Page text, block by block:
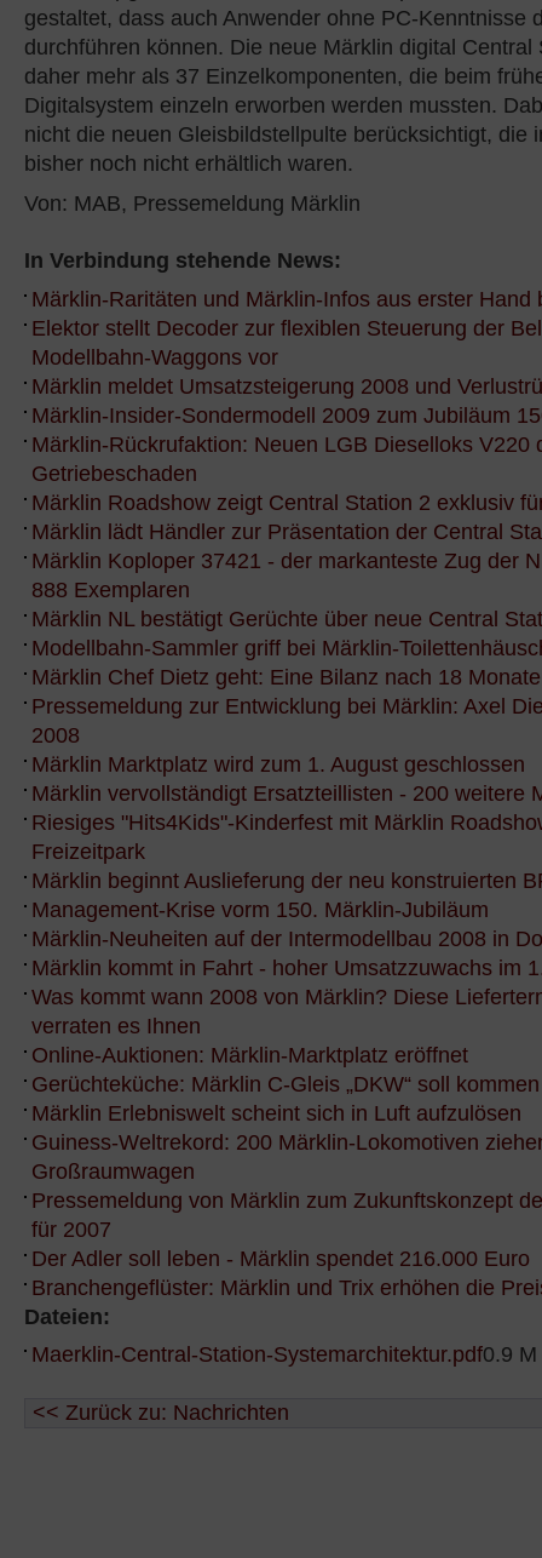
gestaltet, dass auch Anwender ohne PC-Kenntnisse
durchführen können. Die neue Märklin digital Central
daher mehr als 37 Einzelkomponenten, die beim
Digitalsystem einzeln erworben werden mussten.
nicht die neuen Gleisbildstellpulte berücksichtigt, die
bisher noch nicht erhältlich waren.
Von: MAB, Pressemeldung Märklin
In Verbindung stehende News:
Märklin-Raritäten und Märklin-Infos aus erster Hand
Elektor stellt Decoder zur flexiblen Steuerung der
Modellbahn-Waggons vor
Märklin meldet Umsatzsteigerung 2008 und
Märklin-Insider-Sondermodell 2009 zum Jubiläum
Märklin-Rückrufaktion: Neuen LGB Dieselloks V220
Getriebeschaden
Märklin Roadshow zeigt Central Station 2 exklusiv
Märklin lädt Händler zur Präsentation der Central
Märklin Koploper 37421 - der markanteste Zug der
888 Exemplaren
Märklin NL bestätigt Gerüchte über neue Central
Modellbahn-Sammler griff bei Märklin-
Märklin Chef Dietz geht: Eine Bilanz nach 18
Pressemeldung zur Entwicklung bei Märklin: Axel
2008
Märklin Marktplatz wird zum 1. August geschlossen
Märklin vervollständigt Ersatzteillisten - 200 weitere
Riesiges "Hits4Kids"-Kinderfest mit Märklin
Freizeitpark
Märklin beginnt Auslieferung der neu konstruierten
Management-Krise vorm 150. Märklin-Jubiläum
Märklin-Neuheiten auf der Intermodellbau 2008 in
Märklin kommt in Fahrt - hoher Umsatzzuwachs im
Was kommt wann 2008 von Märklin? Diese
verraten es Ihnen
Online-Auktionen: Märklin-Marktplatz eröffnet
Gerüchteküche: Märklin C-Gleis „DKW“ soll kommen
Märklin Erlebniswelt scheint sich in Luft aufzulösen
Guiness-Weltrekord: 200 Märklin-Lokomotiven
Großraumwagen
Pressemeldung von Märklin zum Zukunftskonzept
für 2007
Der Adler soll leben - Märklin spendet 216.000 Euro
Branchengeflüster: Märklin und Trix erhöhen die
Dateien:
Maerklin-Central-Station-Systemarchitektur.pdf0.9 M
<< Zurück zu: Nachrichten